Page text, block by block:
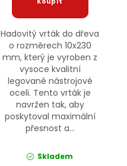
Hadovitý vrták do dřeva
o rozměrech 10x230
mm, který je vyroben z
vysoce kvalitní
legované nástrojové
oceli. Tento vrták je
navržen tak, aby
poskytoval maximální
přesnost a...
Skladem